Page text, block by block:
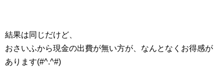
結果は同じだけど、
おさいふから現金の出費が無い方が、なんとなくお得感が
あります(#^.^#)